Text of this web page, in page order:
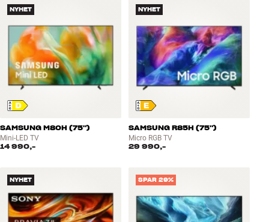
NYHET
SAMSUNG M80H (75")
Mini-LED TV
14 990,-
NYHET
SAMSUNG R85H (75")
Micro RGB TV
29 990,-
NYHET SPAR 29%